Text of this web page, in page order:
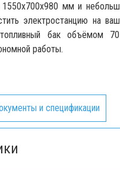
1550x700x980 мм и
электростанцию на
бак объёмом
работы.
и спецификации